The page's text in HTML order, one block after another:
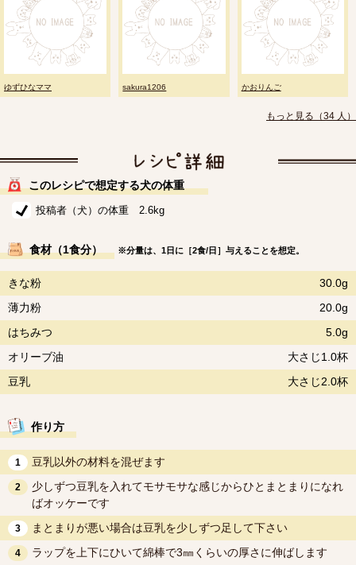
ゆずひなママ sakura1206 かおりんご
もっと見る（34 人）
このレシピで想定する犬の体重
投稿者（犬）の体重 2.6kg
食材（1食分） ※分量は、1日に［2食/日］与えることを想定。
きな粉
30.0g
薄力粉
20.0g
はちみつ
5.0g
オリーブ油
大さじ1.0杯
豆乳
大さじ2.0杯
作り方
1 豆乳以外の材料を混ぜます
2
少しずつ豆乳を入れてモサモサな感じからひとまとまりになれ
ばオッケーです
3 まとまりが悪い場合は豆乳を少しずつ足して下さい
4 ラップを上下にひいて綿棒で3㎜くらいの厚さに伸ばします